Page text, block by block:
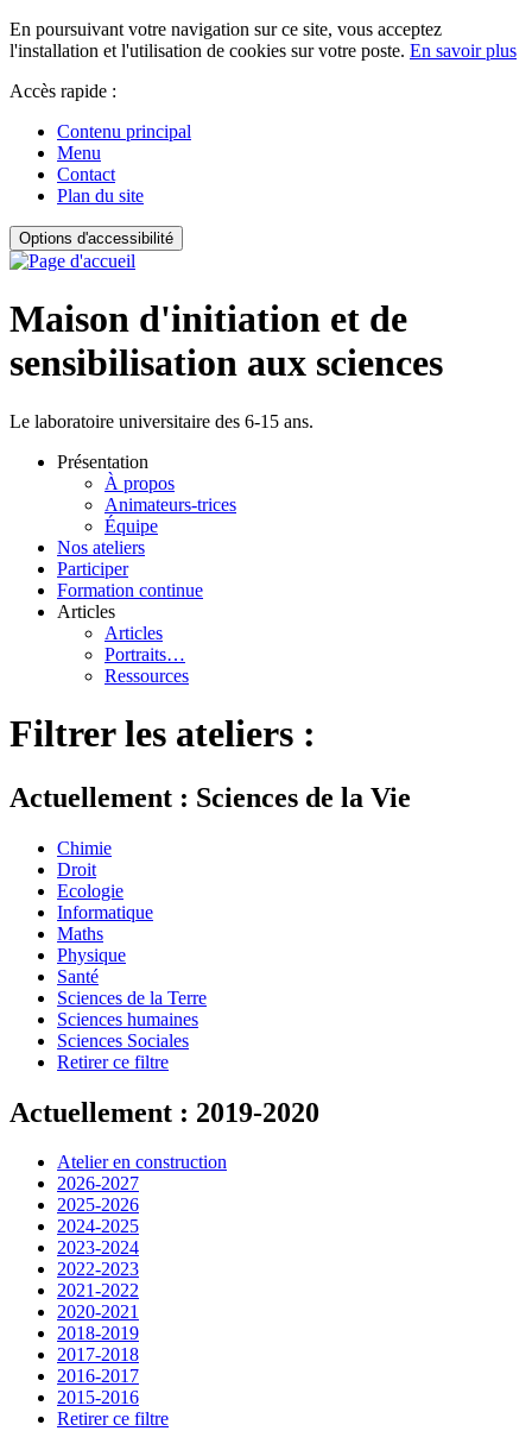
En poursuivant votre navigation sur ce site, vous acceptez
l'installation et l'utilisation de cookies sur votre poste. En savoir plus
Accès rapide :
Contenu principal
Menu
Contact
Plan du site
Options d'accessibilité
Maison d'initiation et de
sensibilisation aux sciences
Le laboratoire universitaire des 6-15 ans.
Présentation
À propos
Animateurs-trices
Équipe
Nos ateliers
Participer
Formation continue
Articles
Articles
Portraits…
Ressources
Filtrer les ateliers :
Actuellement : Sciences de la Vie
Chimie
Droit
Ecologie
Informatique
Maths
Physique
Santé
Sciences de la Terre
Sciences humaines
Sciences Sociales
Retirer ce filtre
Actuellement : 2019-2020
Atelier en construction
2026-2027
2025-2026
2024-2025
2023-2024
2022-2023
2021-2022
2020-2021
2018-2019
2017-2018
2016-2017
2015-2016
Retirer ce filtre